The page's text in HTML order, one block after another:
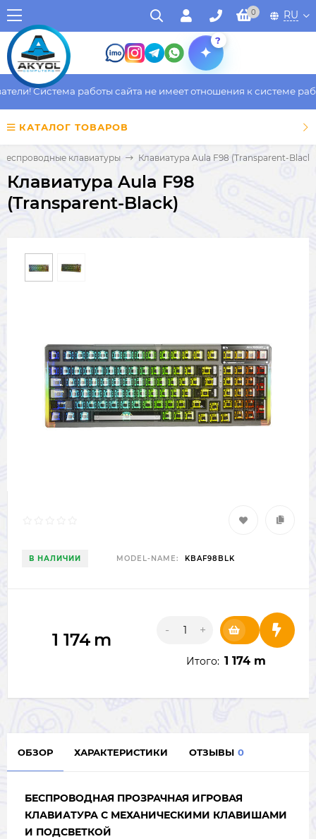
0 RU
?
Система работы сайта не имеет отношения к системе
КАТАЛОГ ТОВАРОВ
Беспроводные клавиатуры Клавиатура Aula F98 (Transparent-Black)
Клавиатура Aula F98
(Transparent-Black)
В НАЛИЧИИ MODEL-NAME: KBAF98BLK
1 174 m - +
Итого: 1 174 m
ОБЗОР ХАРАКТЕРИСТИКИ ОТЗЫВЫ 0
БЕСПРОВОДНАЯ ПРОЗРАЧНАЯ ИГРОВАЯ
КЛАВИАТУРА С МЕХАНИЧЕСКИМИ КЛАВИШАМИ
И ПОДСВЕТКОЙ